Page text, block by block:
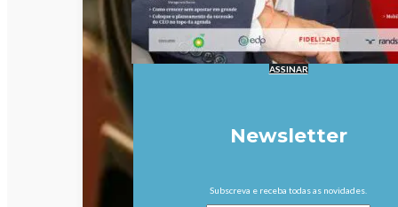
ASSINAR
Newsletter
Subscreva e receba todas as novidades.